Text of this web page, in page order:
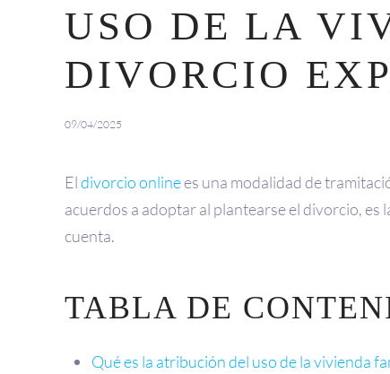
USO DE LA
DIVORCIO
09/04/2025
Eldivorcio onlinees una modalidad de
acuerdos a adoptar al plantearse el divorcio, es
cuenta.
TABLA DE
Qué es la atribución del uso de la vivienda